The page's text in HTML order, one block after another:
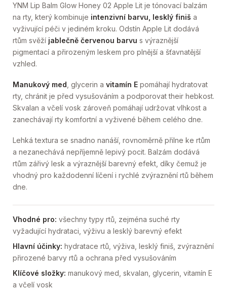
YNM Lip Balm Glow Honey 02 Apple Lit je tónovací balzám
na rty, který kombinuje intenzivní barvu, lesklý finiš a
vyživující péči v jediném kroku. Odstín Apple Lit dodává
rtům svěží jablečně červenou barvu s výraznější
pigmentací a přirozeným leskem pro plnější a šťavnatější
vzhled.
Manukový med , glycerin a vitamín E pomáhají hydratovat
rty, chránit je před vysušováním a podporovat their hebkost.
Skvalan a včelí vosk zároveň pomáhají udržovat vlhkost a
zanechávají rty komfortní a vyživené během celého dne.
Lehká textura se snadno nanáší, rovnoměrně přilne ke rtům
a nezanechává nepříjemně lepivý pocit. Balzám dodává
rtům zářivý lesk a výraznější barevný efekt, díky čemuž je
vhodný pro každodenní líčení i rychlé zvýraznění rtů během
dne.
Vhodné pro: všechny typy rtů, zejména suché rty
vyžadující hydrataci, výživu a lesklý barevný efekt
Hlavní účinky: hydratace rtů, výživa, lesklý finiš, zvýraznění
přirozené barvy rtů a ochrana před vysušováním
Klíčové složky: manukový med, skvalan, glycerin, vitamín E
a včelí vosk